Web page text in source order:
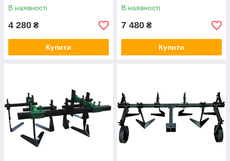
В наявності
4 280 ₴
Купити
В наявності
7 480 ₴
Купити